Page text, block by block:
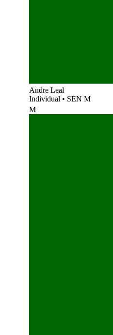
Andre Leal
Individual • SEN M
M